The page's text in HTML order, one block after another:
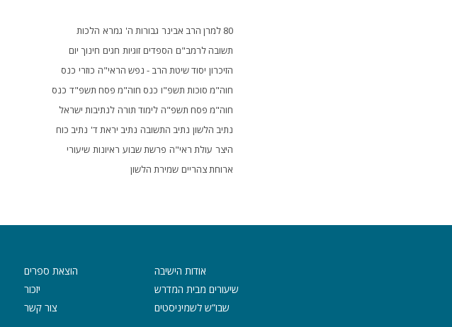
80 למרן הרב אבינר גבורות ה' גמרא הלכות
תשובה לרמב"ם הספדים זוגיות חגים חינוך יום
הזיכרון יסוד שיטת הרב - נפש הראי"ה כוזרי כנס
חוה"מ סוכות תשפ"ו כנס חוה"מ פסח תשפ"ד כנס
חוה"מ פסח תשפ"ה לימוד תורה לנתיבות ישראל
נתיב הלשון נתיב התשובה נתיב יראת ד' נתיב כוח
היצר עולת ראי"ה פרשת שבוע ראיונות שיעורי
ארוחת צהריים שמירת הלשון
אודות הישיבה
שיעורים מבית המדרש
שבו”ש לשמיניסטים
הוצאת ספרים
יזכור
צור קשר